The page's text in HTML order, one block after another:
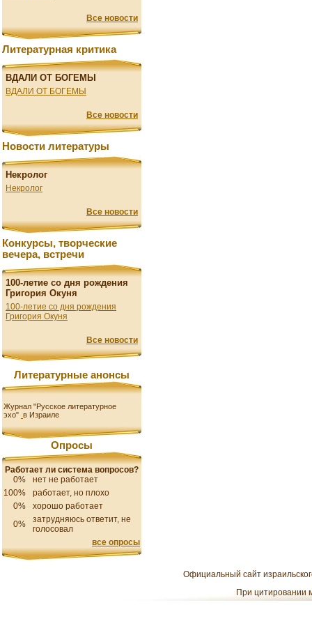
Все новости
Литературная критика
ВДАЛИ ОТ БОГЕМЫ
ВДАЛИ ОТ БОГЕМЫ
Все новости
Новости литературы
Некролог
Некролог
Все новости
Конкурсы, творческие
вечера, встречи
100-летие со дня рождения
Григория Окуня
100-летие со дня рождения
Григория Окуня
Все новости
Литературные анонсы
Журнал "Русское литературное
эхо" в Израиле
Опросы
Работает ли система вопросов?
0%
нет не работает
100%
работает, но плохо
0%
хорошо работает
0%
затрудняюсь ответит, не
голосовал
все опросы
Официальный сайт
При цитировании